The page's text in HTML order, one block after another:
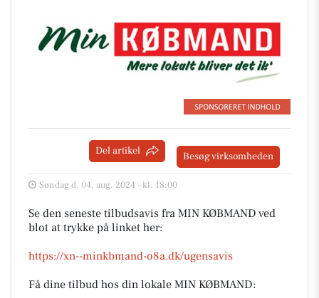
Del artikel Besøg virksomheden
Søndag d. 04. aug. 2024 - kl. 18:00
Se den seneste tilbudsavis fra MIN KØBMAND ved
blot at trykke på linket her:
https://xn--minkbmand-o8a.dk/ugensavis
Få dine tilbud hos din lokale MIN KØBMAND: